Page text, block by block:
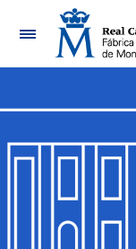
Show/Hide
Show/Hide